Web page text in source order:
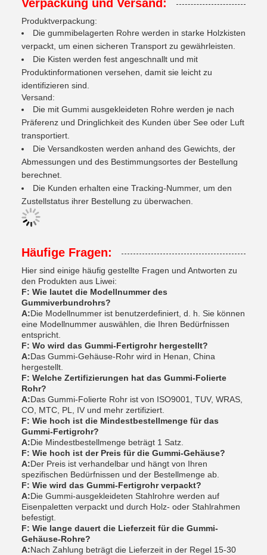
Verpackung und Versand:
Produktverpackung:
Die gummibelagerten Rohre werden in starke Holzkisten
verpackt, um einen sicheren Transport zu gewährleisten.
Die Kisten werden fest angeschnallt und mit
Produktinformationen versehen, damit sie leicht zu
identifizieren sind.
Versand:
Die mit Gummi ausgekleideten Rohre werden je nach
Präferenz und Dringlichkeit des Kunden über See oder Luft
transportiert.
Die Versandkosten werden anhand des Gewichts, der
Abmessungen und des Bestimmungsortes der Bestellung
berechnet.
Die Kunden erhalten eine Tracking-Nummer, um den
Zustellstatus ihrer Bestellung zu überwachen.
Häufige Fragen:
Hier sind einige häufig gestellte Fragen und Antworten zu
den Produkten aus Liwei:
F: Wie lautet die Modellnummer des
Gummiverbundrohrs?
A:Die Modellnummer ist benutzerdefiniert, d. h. Sie können
eine Modellnummer auswählen, die Ihren Bedürfnissen
entspricht.
F: Wo wird das Gummi-Fertigrohr hergestellt?
A:Das Gummi-Gehäuse-Rohr wird in Henan, China
hergestellt.
F: Welche Zertifizierungen hat das Gummi-Folierte
Rohr?
A:Das Gummi-Folierte Rohr ist von ISO9001, TUV, WRAS,
CO, MTC, PL, IV und mehr zertifiziert.
F: Wie hoch ist die Mindestbestellmenge für das
Gummi-Fertigrohr?
A:Die Mindestbestellmenge beträgt 1 Satz.
F: Wie hoch ist der Preis für die Gummi-Gehäuse?
A:Der Preis ist verhandelbar und hängt von Ihren
spezifischen Bedürfnissen und der Bestellmenge ab.
F: Wie wird das Gummi-Fertigrohr verpackt?
A:Die Gummi-ausgekleideten Stahlrohre werden auf
Eisenpaletten verpackt und durch Holz- oder Stahlrahmen
befestigt.
F: Wie lange dauert die Lieferzeit für die Gummi-
Gehäuse-Rohre?
A:Nach Zahlung beträgt die Lieferzeit in der Regel 15-30